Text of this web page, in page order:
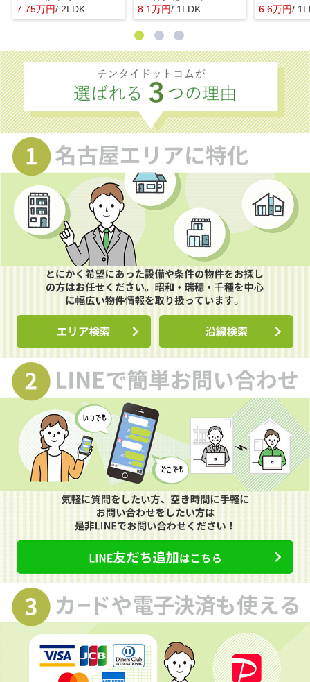
7.75万円/ 2LDK
8.1万円/ 1LDK 6.6万円/